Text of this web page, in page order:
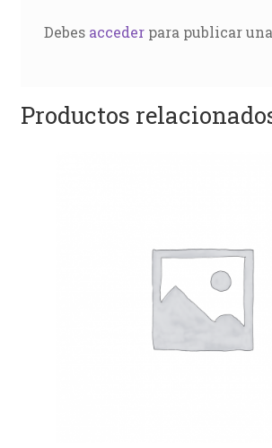
Debes accederpara publicar
Productos